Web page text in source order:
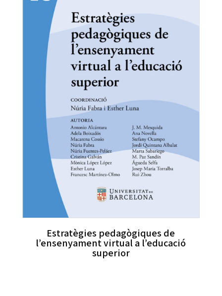
Estratègies pedagògiques de
l’ensenyament virtual a l’educació
superior